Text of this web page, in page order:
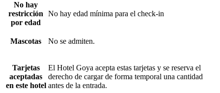
No hay
restricción
por edad
No hay edad mínima para el check-in
Mascotas No se admiten.
Tarjetas
aceptadas
en este hotel
El Hotel Goya acepta estas tarjetas y se reserva el
derecho de cargar de forma temporal una cantidad
antes de la entrada.